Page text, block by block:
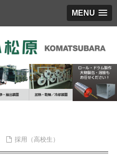
MENU
採用（高校生）